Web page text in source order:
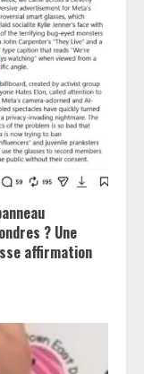
? Une
affirmation